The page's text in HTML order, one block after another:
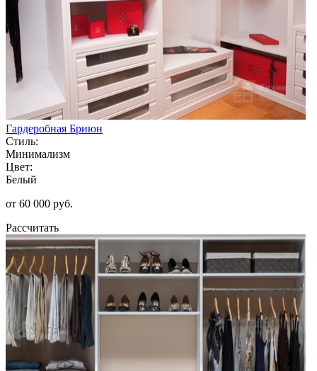
Гардеробная Бриюн
Стиль:
Минимализм
Цвет:
Белый
от 60 000 руб.
Рассчитать